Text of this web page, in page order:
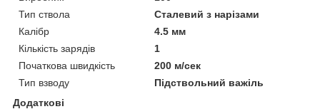
Тип ствола
Сталевий з нарізами
Калібр
4.5 мм
Кількість зарядів
1
Початкова швидкість
200 м/сек
Тип взводу
Підствольний важіль
Додаткові